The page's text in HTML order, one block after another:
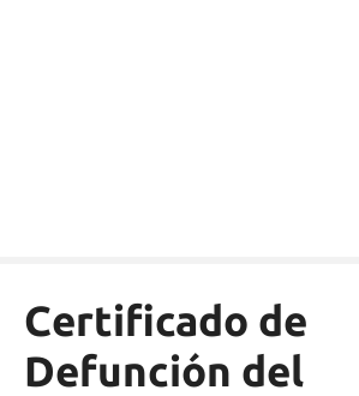
Certificado de
Defunción del